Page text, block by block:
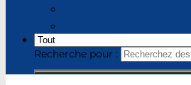
Recherche pour :